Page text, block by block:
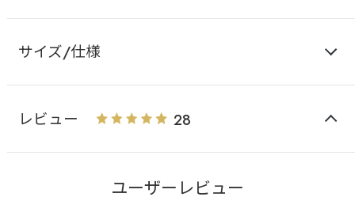
サイズ/仕様
レビュー 28
ユーザーレビュー